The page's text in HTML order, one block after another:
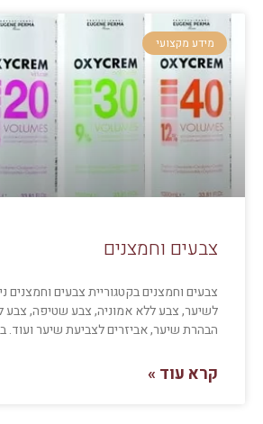
מידע מקצועי
צבעים וחמצנים
צבעים וחמצנים בקטגוריית צבעים וחמצנים
לשיער, צבע ללא אמוניה, צבע שטיפה, צבע
הבהרת שיער, אביזרים לצביעת שיער ועוד.
קרא עוד »